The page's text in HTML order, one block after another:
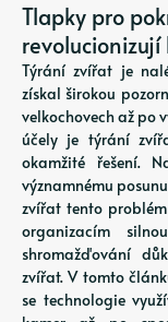
Tlapky pro
Týrání zvířat je
získal širokou
velkochovech až po
účely je týrání
okamžité řešení.
významnému
zvířat tento
organizacím
shromažďování
zvířat. V tomto
se technologie